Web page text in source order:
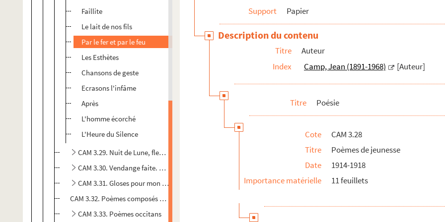
Faillite
Le lait de nos fils
Par le fer et par le feu
Les Esthètes
Chansons de geste
Ecrasons l'infâme
Après
L'homme écorché
L'Heure du Silence
CAM 3.29. Nuit de Lune, fleur d'argent
CAM 3.30. Vendange faite. Poèmes d'une vie
CAM 3.31. Gloses pour mon pays d'Oc
CAM 3.32. Poèmes composés aux Canaries
CAM 3.33. Poèmes occitans
Support
Papier
Description du contenu
Titre
Auteur
Index
Camp, Jean (1891-1968) [Auteur]
Titre Poésie
Cote
CAM 3.28
Titre
Poèmes de jeunesse
Date
1914-1918
Importance matérielle
11 feuillets